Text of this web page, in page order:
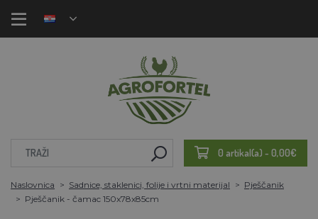
0 artikal(a) - 0,00€
Naslovnica Sadnice, staklenici, folije i vrtni materijal
Pješčanik
Pješčanik - čamac 150x78x85cm